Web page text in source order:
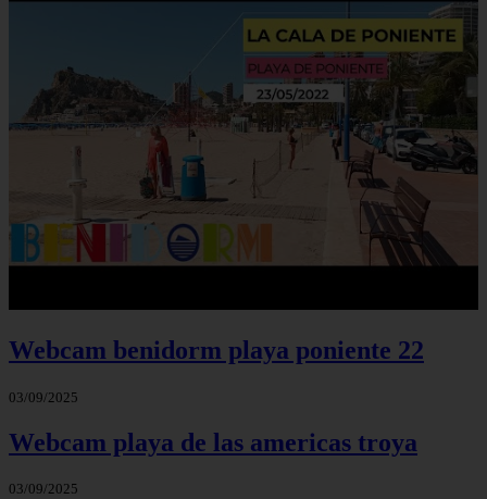
Webcam benidorm playa poniente 22
03/09/2025
Webcam playa de las americas troya
03/09/2025